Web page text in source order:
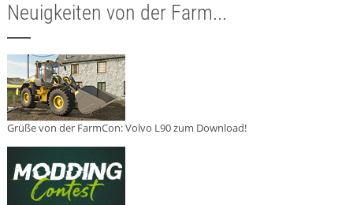
Neuigkeiten von der Farm...
Grüße von der FarmCon: Volvo L90 zum Download!